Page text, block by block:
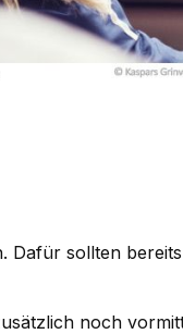
Dafür sollten bereits
noch